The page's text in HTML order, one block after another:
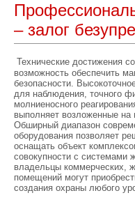
– залог
Технические достижения
возможность обеспечить
безопасности.
для наблюдения, точного
молниеносного
выполняет возложенные на
Обширный диапазон
оборудования позволяет
оснащать объект
совокупности с системами
владельцы коммерческих,
помещений могут
создания охраны любого